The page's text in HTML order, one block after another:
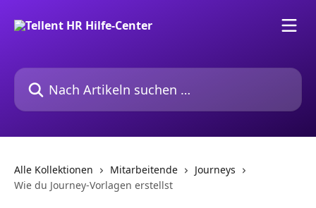
Nach Artikeln suchen …
Alle Kollektionen Mitarbeitende
Journeys
Wie du Journey-Vorlagen erstellst